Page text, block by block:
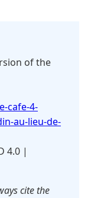
of the
cafe-4-
au-lieu-de-
4.0 |
cite the